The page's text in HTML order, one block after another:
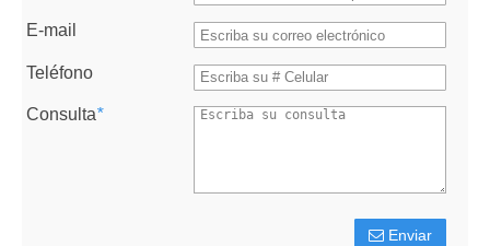
E-mail
Teléfono
Consulta*
Enviar